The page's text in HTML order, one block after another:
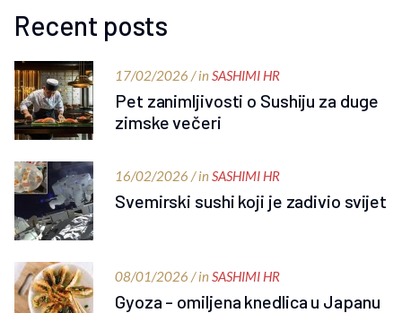
Recent posts
17/02/2026 / inSASHIMI HR
Pet zanimljivosti o Sushiju za duge
zimske večeri
16/02/2026 / inSASHIMI HR
Svemirski sushi koji je zadivio svijet
08/01/2026 / inSASHIMI HR
Gyoza - omiljena knedlica u Japanu